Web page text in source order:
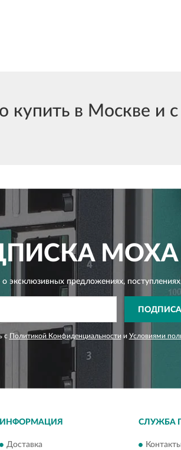
в Москве и с
MOXA
эксклюзивных предложениях,
с Политикой Конфиденциальности и Условиями
ИНФОРМАЦИЯ
Доставка
СЛУЖБА